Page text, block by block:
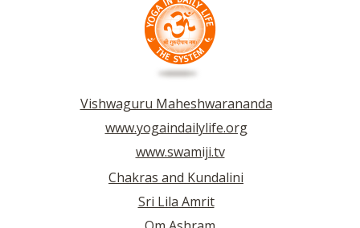
Vishwaguru Maheshwarananda
www.yogaindailylife.org
www.swamiji.tv
Chakras and Kundalini
Sri Lila Amrit